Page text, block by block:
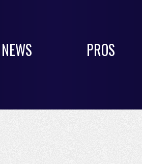
NEWS PROS